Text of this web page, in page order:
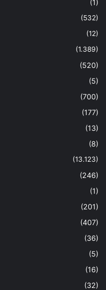
(1)
(532)
(12)
(1.389)
(520)
(5)
(700)
(177)
(13)
(8)
(13.123)
(246)
(1)
(201)
(407)
(36)
(5)
(16)
(32)